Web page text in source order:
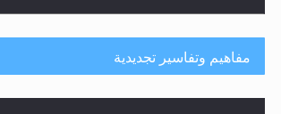
مفاهيم وتفاسير تجديدية